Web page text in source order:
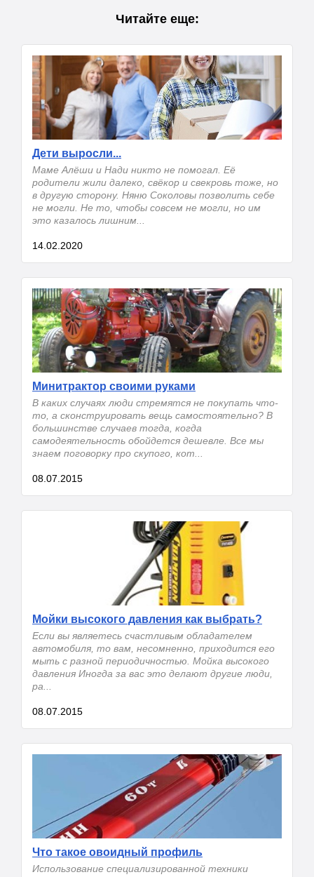
Читайте еще:
Дети выросли...
Маме Алёши и Нади никто не помогал. Её
родители жили далеко, свёкор и свекровь тоже, но
в другую сторону. Няню Соколовы позволить себе
не могли. Не то, чтобы совсем не могли, но им
это казалось лишним...
14.02.2020
Минитрактор своими руками
В каких случаях люди стремятся не покупать что-
то, а сконструировать вещь самостоятельно? В
большинстве случаев тогда, когда
самодеятельность обойдется дешевле. Все мы
знаем поговорку про скупого, кот...
08.07.2015
Мойки высокого давления как выбрать?
Если вы являетесь счастливым обладателем
автомобиля, то вам, несомненно, приходится его
мыть с разной периодичностью. Мойка высокого
давления Иногда за вас это делают другие люди,
ра...
08.07.2015
Что такое овоидный профиль
Использование специализированной техники